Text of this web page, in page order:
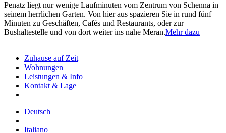
Penatz liegt nur wenige Laufminuten vom Zentrum von Schenna in
seinem herrlichen Garten. Von hier aus spazieren Sie in rund fünf
Minuten zu Geschäften, Cafés und Restaurants, oder zur
Bushaltestelle und von dort weiter ins nahe Meran.Mehr dazu
Zuhause auf Zeit
Wohnungen
Leistungen & Info
Kontakt & Lage
Deutsch
|
Italiano